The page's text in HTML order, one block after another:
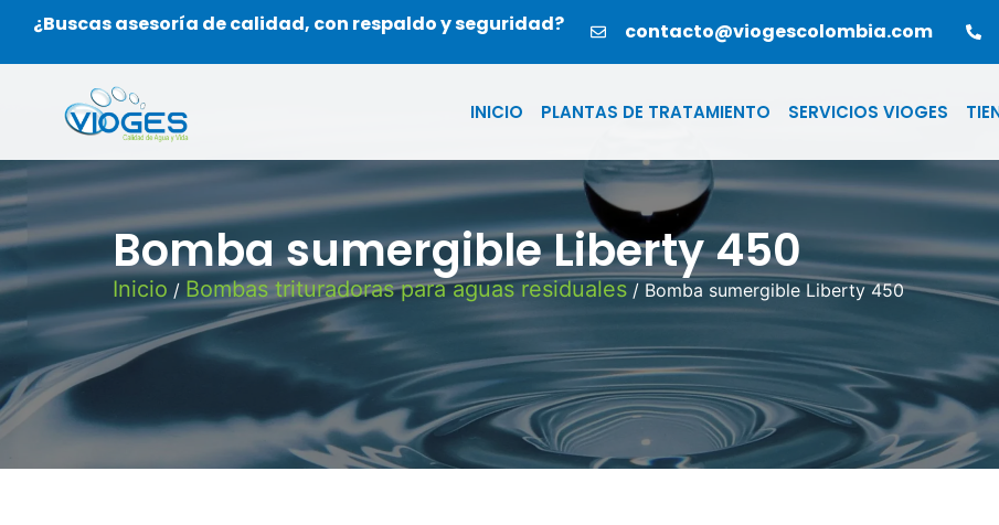
¿Buscas asesoría de calidad, con respaldo y seguridad? contacto@viogescolombia.com
INICIO PLANTAS DE TRATAMIENTO SERVICIOS VIOGES
Bomba sumergible Liberty 450
Inicio / Bombas trituradoras para aguas residuales / Bomba sumergible Liberty 450